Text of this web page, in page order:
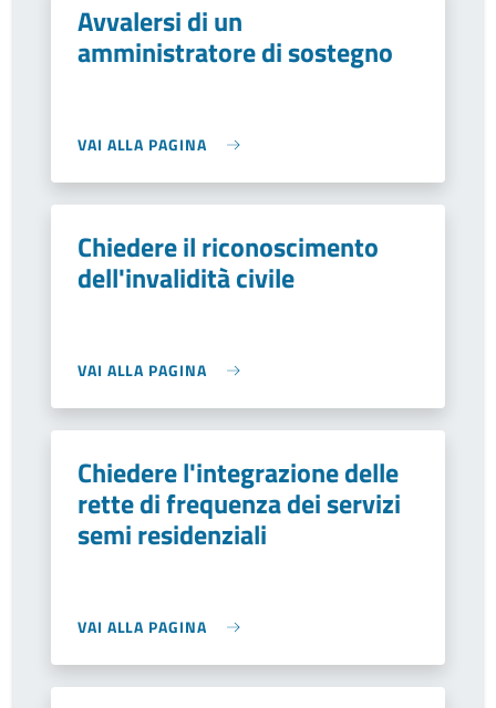
Avvalersi di un
amministratore di sostegno
VAI ALLA PAGINA
Chiedere il riconoscimento
dell'invalidità civile
VAI ALLA PAGINA
Chiedere l'integrazione delle
rette di frequenza dei servizi
semi residenziali
VAI ALLA PAGINA